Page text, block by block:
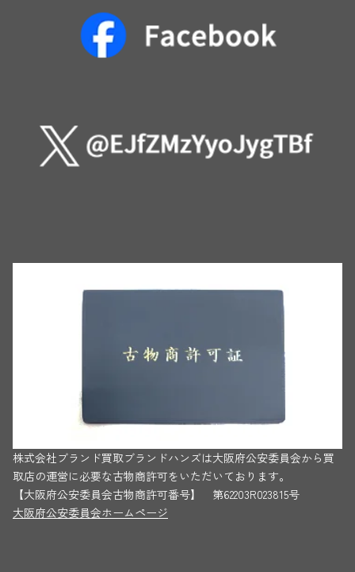
株式会社ブランド買取ブランドハンズは大阪府公安委員会から買
取店の運営に必要な古物商許可をいただいております。
【大阪府公安委員会古物商許可番号】 第62203R023815号
大阪府公安委員会ホームページ